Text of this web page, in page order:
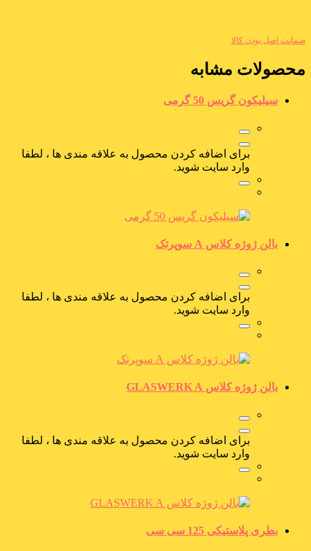
ضمانت اصل بودن کالا
محصولات مشابه
سیلیکون گریس 50 گرمی
برای اضافه کردن محصول به علاقه مندی ها ، لطفا
وارد سایت شوید.
بالن ژوژه کلاس A سوپرتک
برای اضافه کردن محصول به علاقه مندی ها ، لطفا
وارد سایت شوید.
بالن ژوژه کلاس GLASWERK A
برای اضافه کردن محصول به علاقه مندی ها ، لطفا
وارد سایت شوید.
بطری پلاستیکی 125 سی سی